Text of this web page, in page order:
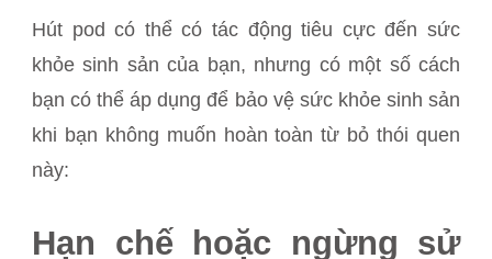
Hút pod có thể có tác động tiêu cực đến sức
khỏe sinh sản của bạn, nhưng có một số cách
bạn có thể áp dụng để bảo vệ sức khỏe sinh sản
khi bạn không muốn hoàn toàn từ bỏ thói quen
này:
Hạn chế hoặc ngừng sử